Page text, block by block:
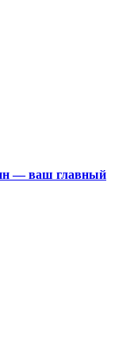
— ваш главный